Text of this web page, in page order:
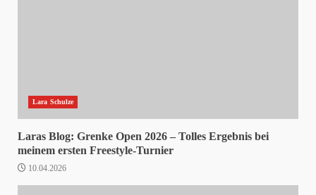
Lara Schulze
Laras Blog: Grenke Open 2026 – Tolles Ergebnis bei
meinem ersten Freestyle-Turnier
10.04.2026